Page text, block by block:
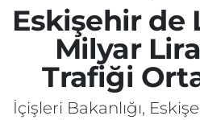
Eskişehir de
Milyar
Trafiği
İçişleri Bakanlığı,
ASAYİŞ
SİYASET
EKONOMİ
İletişim
Künye
Süper Lig Puan
Tüm Manşetler
Son Dakika Haberleri